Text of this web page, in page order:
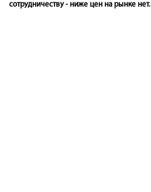
сотрудничеству - ниже цен на рынке нет.